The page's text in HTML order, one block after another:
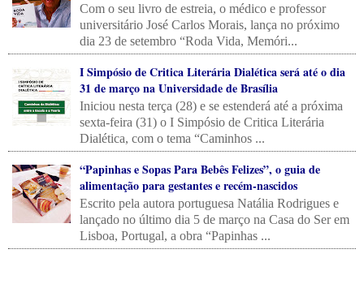
Com o seu livro de estreia, o médico e professor
universitário José Carlos Morais, lança no próximo
dia 23 de setembro “Roda Vida, Memóri...
I Simpósio de Critica Literária Dialética será até o dia
31 de março na Universidade de Brasília
Iniciou nesta terça (28) e se estenderá até a próxima
sexta-feira (31) o I Simpósio de Critica Literária
Dialética, com o tema “Caminhos ...
“Papinhas e Sopas Para Bebês Felizes”, o guia de
alimentação para gestantes e recém-nascidos
Escrito pela autora portuguesa Natália Rodrigues e
lançado no último dia 5 de março na Casa do Ser em
Lisboa, Portugal, a obra “Papinhas ...